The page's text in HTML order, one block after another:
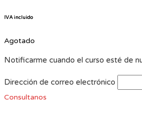
IVA incluido
Agotado
Notificarme cuando el curso esté de
Dirección de correo electrónico
Consultanos